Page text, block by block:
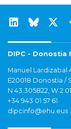
DIPC - Donostia
Manuel Lardizabal
E20018 Donostia /
N 43.305822, W
+34 943 01 57 61
dipcinfo@ehu.eus